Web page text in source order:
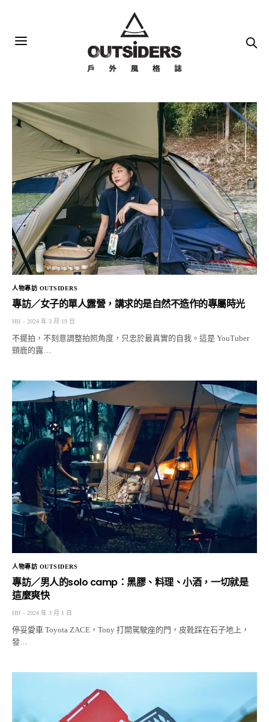
人物專訪 OUTSIDERS
專訪／女子的單人露營，講求的是自然不造作的專屬時光
HH 2024 年 3 月 19 日
不擺拍，不刻意調整拍照角度，只忠於最真實的自我。這是 YouTuber
頸鹿的露…
人物專訪 OUTSIDERS
專訪／男人的solo camp：黑膠、料理、小酒，一切就是
這麼爽快
HH 2024 年 3 月 1 日
停妥愛車 Toyota ZACE，Tony 打開駕駛座的門，皮靴踩在石子地上，
發…